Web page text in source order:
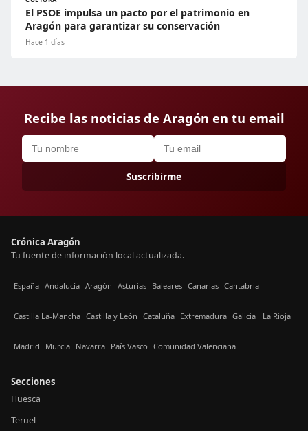
El PSOE impulsa un pacto por el patrimonio en
Aragón para garantizar su conservación
Hace 1 días
Recibe las noticias de Aragón en tu email
Suscribirme
Crónica Aragón
Tu fuente de información local actualizada.
España Andalucía Aragón Asturias Baleares Canarias Cantabria
Castilla La-Mancha Castilla y León Cataluña Extremadura Galicia La Rioja
Madrid Murcia Navarra País Vasco Comunidad Valenciana
Secciones
Huesca
Teruel